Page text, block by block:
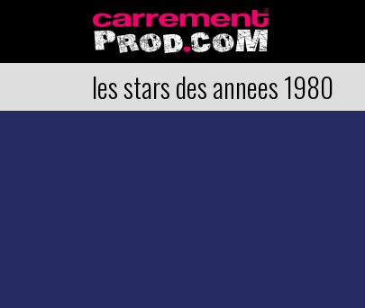
les stars des annees 1980